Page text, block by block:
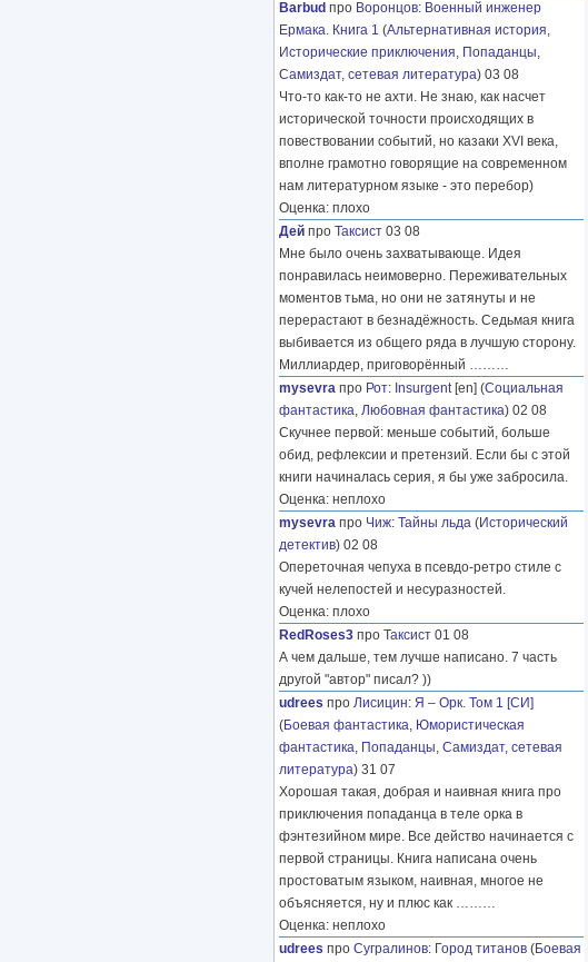
Barbud про Воронцов: Военный инженер
Ермака. Книга 1 (Альтернативная история,
Исторические приключения, Попаданцы,
Самиздат, сетевая литература) 03 08
Что-то как-то не ахти. Не знаю, как насчет
исторической точности происходящих в
повествовании событий, но казаки XVI века,
вполне грамотно говорящие на современном
нам литературном языке - это перебор)
Оценка: плохо
Дей про Таксист 03 08
Мне было очень захватывающе. Идея
понравилась неимоверно. Переживательных
моментов тьма, но они не затянуты и не
перерастают в безнадёжность. Седьмая книга
выбивается из общего ряда в лучшую сторону.
Миллиардер, приговорённый ………
mysevra про Рот: Insurgent[en] (Социальная
фантастика, Любовная фантастика) 02 08
Скучнее первой: меньше событий, больше
обид, рефлексии и претензий. Если бы с этой
книги начиналась серия, я бы уже забросила.
Оценка: неплохо
mysevra про Чиж: Тайны льда (Исторический
детектив) 02 08
Опереточная чепуха в псевдо-ретро стиле с
кучей нелепостей и несуразностей.
Оценка: плохо
RedRoses3 про Таксист 01 08
А чем дальше, тем лучше написано. 7 часть
другой "автор" писал? ))
udrees про Лисицин: Я – Орк. Том 1 [СИ]
(Боевая фантастика, Юмористическая
фантастика, Попаданцы, Самиздат, сетевая
литература) 31 07
Хорошая такая, добрая и наивная книга про
приключения попаданца в теле орка в
фэнтезийном мире. Все действо начинается с
первой страницы. Книга написана очень
простоватым языком, наивная, многое не
объясняется, ну и плюс как ………
Оценка: неплохо
udrees про Сугралинов: Город титанов (Боевая